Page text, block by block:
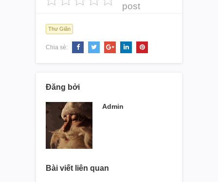
post
Thư Giãn
Chia sẻ:
Đăng bởi
Admin
Bài viết liên quan